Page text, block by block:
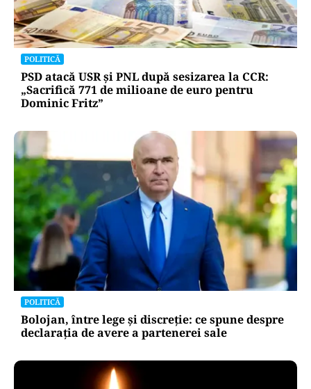
POLITICĂ
PSD atacă USR și PNL după sesizarea la CCR:
„Sacrifică 771 de milioane de euro pentru
Dominic Fritz”
POLITICĂ
Bolojan, între lege și discreție: ce spune despre
declarația de avere a partenerei sale